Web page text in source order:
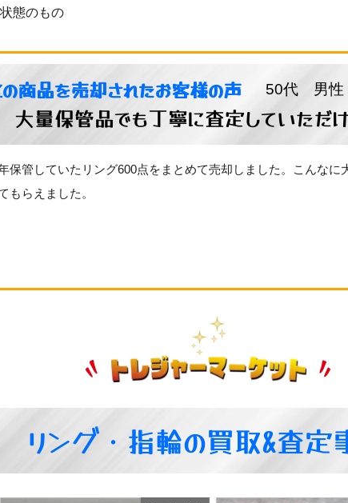
態のもの
の商品を売却されたお客様の声 50代 男性
大量保管品でも丁寧に査定していただ
保管していたリング600点をまとめて売却しました。こんな
もらえました。
リング・指輪の買取&査定